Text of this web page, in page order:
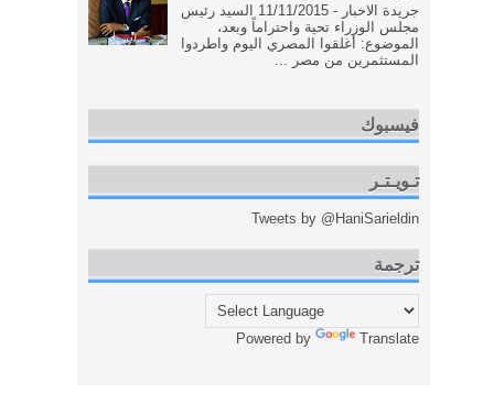
جريدة الاخبار - 11/11/2015 السيد رئيس
مجلس الوزراء تحية واحتراماً وبعد،
الموضوع: أغلقوا المصري اليوم واطردوا
المستثمرين من مصر ...
فيسبوك
تـويـتـر
Tweets by @HaniSarieldin
ترجمة
Powered by Translate